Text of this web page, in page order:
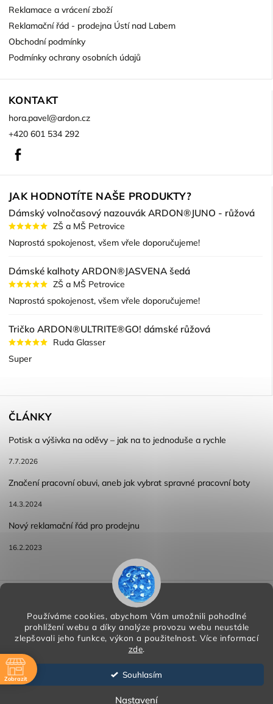
Používáme cookies, abychom Vám umožnili pohodlné
prohlížení webu a díky analýze provozu webu neustále
zlepšovali jeho funkce, výkon a použitelnost. Více informací
zde.
Souhlasím
Nastavení
Reklamace a vrácení zboží
Reklamační řád - prodejna Ústí nad Labem
Obchodní podmínky
Podmínky ochrany osobních údajů
KONTAKT
hora.pavel@ardon.cz
+420 601 534 292
JAK HODNOTÍTE NAŠE PRODUKTY?
Dámský volnočasový nazouvák ARDON®JUNO - růžová
ZŠ a MŠ Petrovice
Naprostá spokojenost, všem vřele doporučujeme!
Dámské kalhoty ARDON®JASVENA šedá
ZŠ a MŠ Petrovice
Naprostá spokojenost, všem vřele doporučujeme!
Tričko ARDON®ULTRITE®GO! dámské růžová
Ruda Glasser
Super
ČLÁNKY
Potisk a výšivka na oděvy – jak na to jednoduše a rychle
7.7.2026
Značení pracovní obuvi, aneb jak vybrat spravné pracovní boty
14.3.2024
Nový reklamační řád pro prodejnu
16.2.2023
Reklamace a vracení zboží
Podmínky ochrany osobních údajů
Copyright 2026 HORA PP s.r.o.
Shoptet | Design
Zobrazit